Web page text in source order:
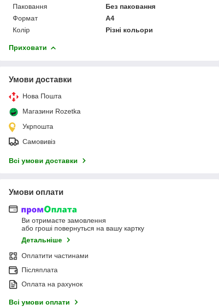
Паковання
Без паковання
Формат
A4
Колір
Різні кольори
Приховати
Умови доставки
Нова Пошта
Магазини Rozetka
Укрпошта
Самовивіз
Всі умови доставки
Умови оплати
Ви отримаєте замовлення
або гроші повернуться на вашу картку
Детальніше
Оплатити частинами
Післяплата
Оплата на рахунок
Всі умови оплати